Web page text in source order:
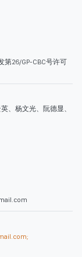
26/GP-CBC号许可
、杨文光、阮德显、